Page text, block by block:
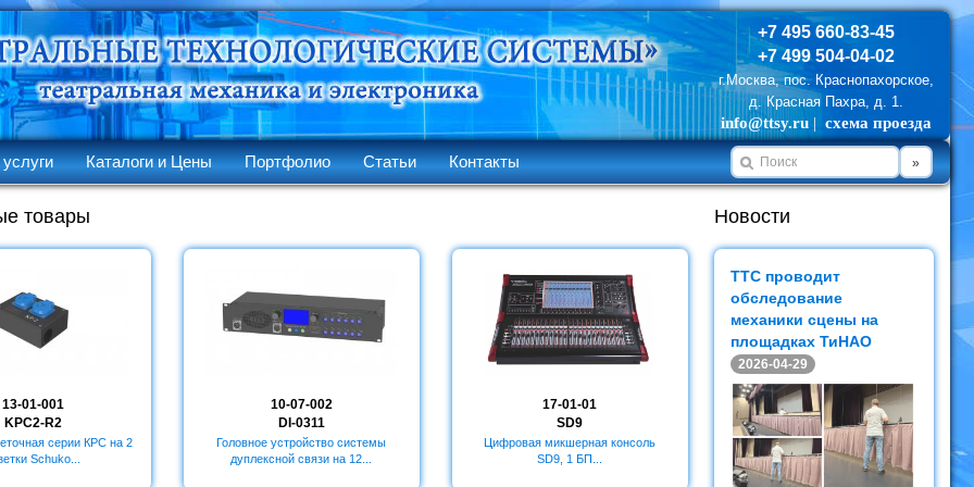
+7 495 660-83-45
+7 499 504-04-02
г.Москва, пос. Краснопахорское,
д. Красная Пахра, д. 1.
info@ttsy.ru | схема проезда
Каталоги и Цены Портфолио Статьи Контакты »
товары
13-01-001
KPC2-R2
серии КРC на 2
Schuko...
10-07-002
DI-0311
Головное устройство системы
дуплексной связи на 12...
17-01-01
SD9
Цифровая микшерная консоль
SD9, 1 БП...
10-04-003
CT-0214
Блок "Часы-таймер"
Новости
ТТС проводит
обследование
механики сцены на
площадках ТиНАО
2026-04-29